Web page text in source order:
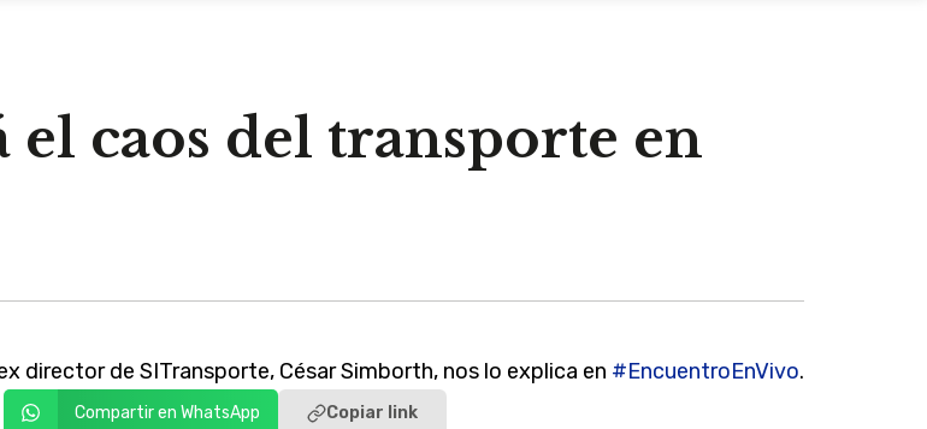
el caos del transporte en
director de SITransporte, César Simborth, nos lo explica en #EncuentroEnVivo.
Compartir en WhatsApp Copiar link